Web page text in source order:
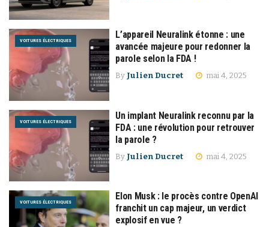
VOITURES ÉLECTRIQUES
L’appareil Neuralink étonne : une
avancée majeure pour redonner la
parole selon la FDA !
By Julien Ducret mai 4, 2025
VOITURES ÉLECTRIQUES
Un implant Neuralink reconnu par la
FDA : une révolution pour retrouver
la parole ?
By Julien Ducret mai 4, 2025
VOITURES ÉLECTRIQUES
Elon Musk : le procès contre OpenAI
franchit un cap majeur, un verdict
explosif en vue ?